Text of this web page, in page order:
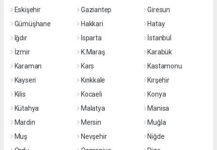
Eskişehir
Gaziantep
Giresun
Gümüşhane
Hakkari
Hatay
Iğdır
Isparta
İstanbul
İzmir
K.Maraş
Karabük
Karaman
Kars
Kastamonu
Kayseri
Kırıkkale
Kırşehir
Kilis
Kocaeli
Konya
Kütahya
Malatya
Manisa
Mardin
Mersin
Muğla
Muş
Nevşehir
Niğde